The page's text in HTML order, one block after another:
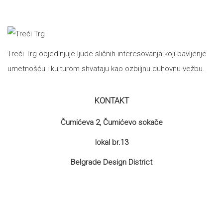
Treći Trg objedinjuje ljude sličnih interesovanja koji bavljenje
umetnošću i kulturom shvataju kao ozbiljnu duhovnu vežbu.
KONTAKT
Čumićeva 2, Čumićevo sokače
lokal br.13
Belgrade Design District